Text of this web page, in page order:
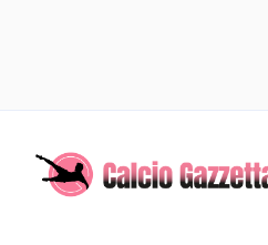
contenuto